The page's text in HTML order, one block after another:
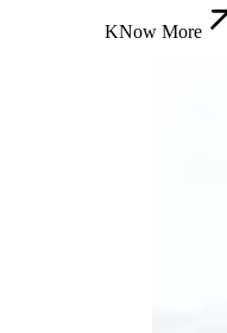
KNow More